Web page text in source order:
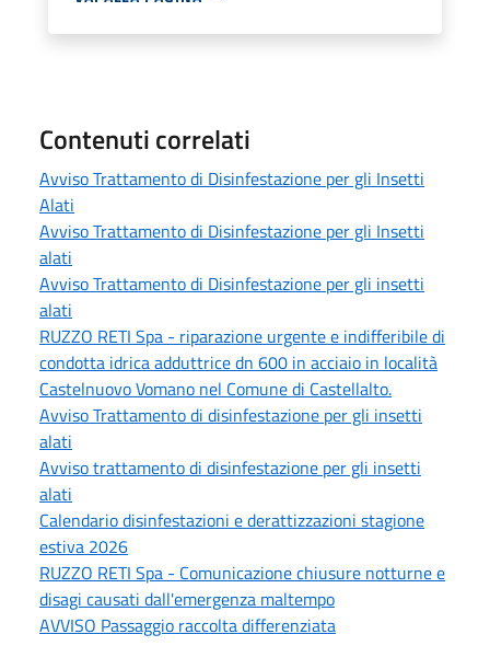
Contenuti correlati
Avviso Trattamento di Disinfestazione per gli Insetti
Alati
Avviso Trattamento di Disinfestazione per gli Insetti
alati
Avviso Trattamento di Disinfestazione per gli insetti
alati
RUZZO RETI Spa - riparazione urgente e indifferibile di
condotta idrica adduttrice dn 600 in acciaio in località
Castelnuovo Vomano nel Comune di Castellalto.
Avviso Trattamento di disinfestazione per gli insetti
alati
Avviso trattamento di disinfestazione per gli insetti
alati
Calendario disinfestazioni e derattizzazioni stagione
estiva 2026
RUZZO RETI Spa - Comunicazione chiusure notturne e
disagi causati dall'emergenza maltempo
AVVISO Passaggio raccolta differenziata